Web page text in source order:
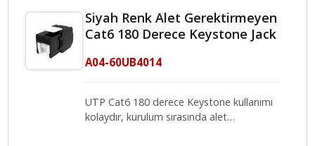
Siyah Renk Alet Gerektirmeyen
Cat6 180 Derece Keystone Jack
A04-60UB4014
UTP Cat6 180 derece Keystone kullanımı
kolaydır, kurulum sırasında alet